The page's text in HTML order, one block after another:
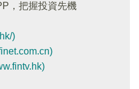
，把握投資先機
)